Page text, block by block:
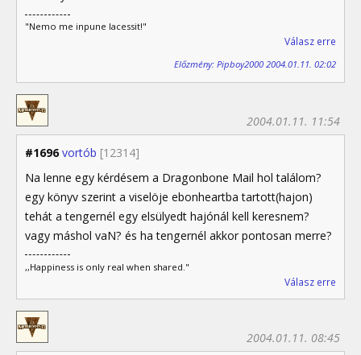
"Nemo me inpune lacessit!"
Válasz erre
Előzmény: Pipboy2000 2004.01.11. 02:02
#1696 vortób [12314]
2004.01.11. 11:54
Na lenne egy kérdésem a Dragonbone Mail hol találom?
egy könyv szerint a viselöje ebonheartba tartott(hajon)
tehát a tengernél egy elsülyedt hajónál kell keresnem?
vagy máshol vaN? és ha tengernél akkor pontosan merre?
,,Happiness is only real when shared."
Válasz erre
2004.01.11. 08:45